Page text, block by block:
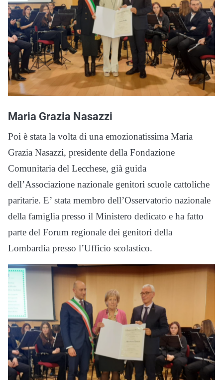
Maria Grazia Nasazzi
Poi è stata la volta di una emozionatissima Maria
Grazia Nasazzi, presidente della Fondazione
Comunitaria del Lecchese, già guida
dell’Associazione nazionale genitori scuole cattoliche
paritarie. E’ stata membro dell’Osservatorio nazionale
della famiglia presso il Ministero dedicato e ha fatto
parte del Forum regionale dei genitori della
Lombardia presso l’Ufficio scolastico.